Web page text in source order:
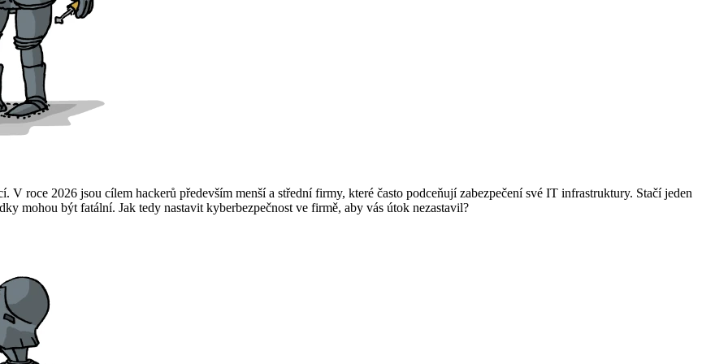
roce 2026 jsou cílem hackerů především menší a střední firmy, které často podceňují zabezpečení své IT infrastruktury. Stačí jeden
mohou být fatální. Jak tedy nastavit kyberbezpečnost ve firmě, aby vás útok nezastavil?